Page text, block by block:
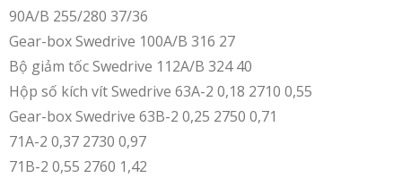
90A/B 255/280 37/36
Gear-box Swedrive 100A/B 316 27
Bộ giảm tốc Swedrive 112A/B 324 40
Hộp số kích vít Swedrive 63A-2 0,18 2710 0,55
Gear-box Swedrive 63B-2 0,25 2750 0,71
71A-2 0,37 2730 0,97
71B-2 0,55 2760 1,42